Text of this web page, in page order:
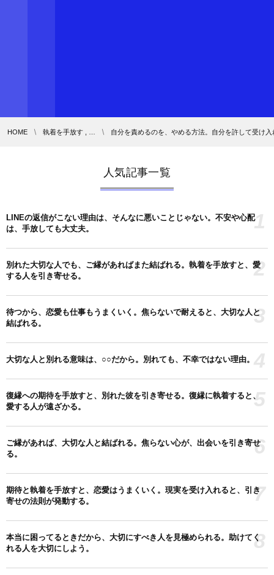
HOME 執着を手放す , … 自分を責めるのを、やめる方法。自分を許して受け
人気記事一覧
LINEの返信がこない理由は、そんなに悪いことじゃない。不安や心配
は、手放しても大丈夫。
1
別れた大切な人でも、ご縁があればまた結ばれる。執着を手放すと、愛
する人を引き寄せる。
2
待つから、恋愛も仕事もうまくいく。焦らないで耐えると、大切な人と
結ばれる。
3
大切な人と別れる意味は、○○だから。別れても、不幸ではない理由。 4
復縁への期待を手放すと、別れた彼を引き寄せる。復縁に執着すると、
愛する人が遠ざかる。
5
ご縁があれば、大切な人と結ばれる。焦らない心が、出会いを引き寄せ
る。
6
期待と執着を手放すと、恋愛はうまくいく。現実を受け入れると、引き
寄せの法則が発動する。
7
本当に困ってるときだから、大切にすべき人を見極められる。助けてく
れる人を大切にしよう。
8